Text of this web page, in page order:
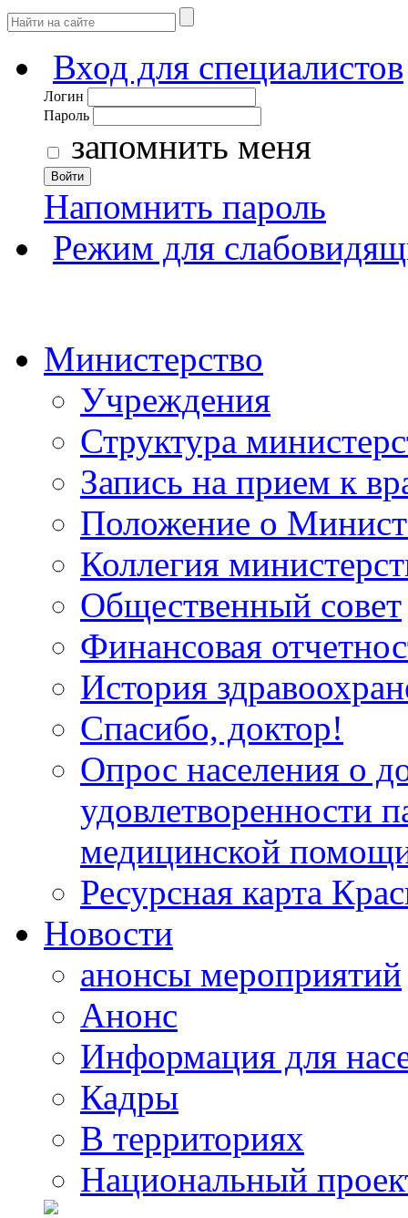
Вход для специалистов
Логин
Пароль
запомнить меня
Войти
Напомнить пароль
Режим для
Министерство
Учреждения
Структура
Запись на прием к
Положение о
Коллегия
Общественный совет
Финансовая
История
Спасибо, доктор!
Опрос населения о
удовлетворенности
медицинской
Ресурсная карта
Новости
анонсы мероприятий
Анонс
Информация для
Кадры
В территориях
Национальный